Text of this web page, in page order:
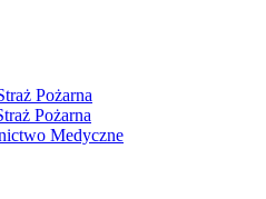
Pożarna
Pożarna
Medyczne